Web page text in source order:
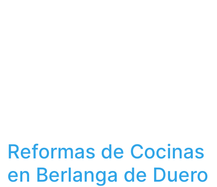
Reformas de Cocinas
en Berlanga de Duero